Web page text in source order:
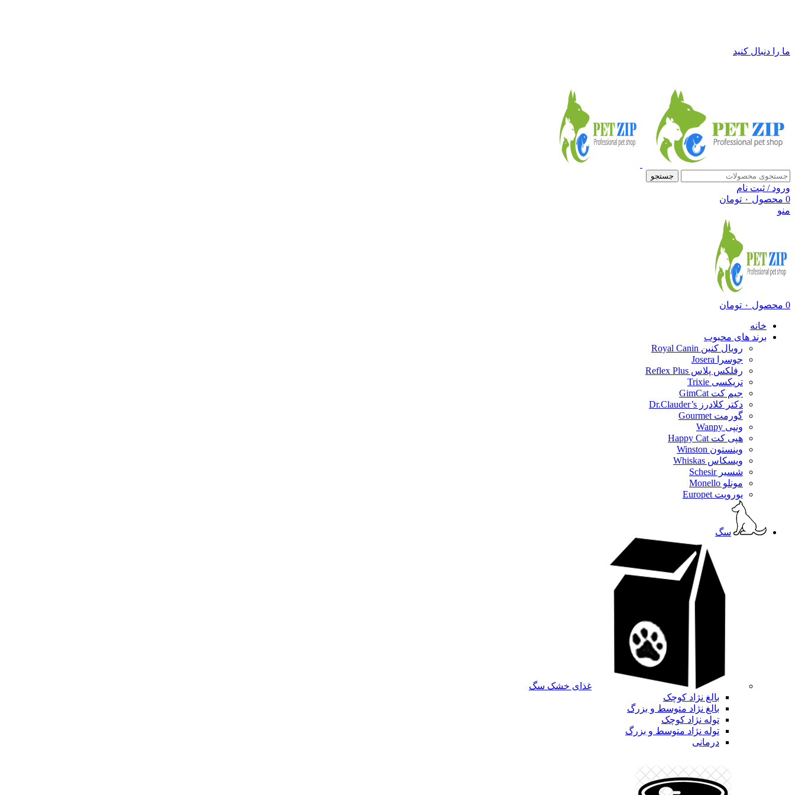
ما را دنبال کنید
جستجو
ورود / ثبت نام
0 محصول ۰ تومان
منو
0 محصول ۰ تومان
خانه
برند های محبوب
رویال کنین Royal Canin
جوسرا Josera
رفلکس پلاس Reflex Plus
تریکسی Trixie
جیم کت GimCat
دکتر کلادرز Dr.Clauder’s
گورمت Gourmet
ونپی Wanpy
هپی کت Happy Cat
وینستون Winston
ویسکاس Whiskas
شسیر Schesir
مونلو Monello
یوروپت Europet
سگ
غذای خشک سگ
بالغ نژاد کوچک
بالغ نژاد متوسط و بزرگ
توله نژاد کوچک
توله نژاد متوسط و بزرگ
درمانی